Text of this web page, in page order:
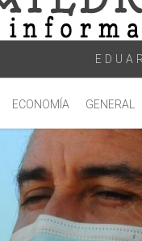
ECONOMÍA GENERAL